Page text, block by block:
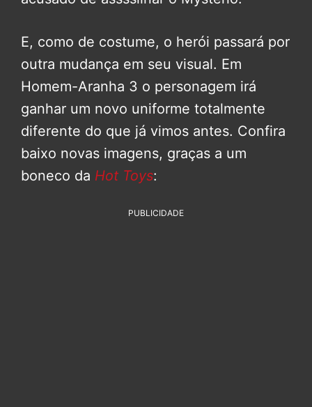
E, como de costume, o herói passará por
outra mudança em seu visual. Em
Homem-Aranha 3 o personagem irá
ganhar um novo uniforme totalmente
diferente do que já vimos antes. Confira
baixo novas imagens, graças a um
boneco da Hot Toys:
PUBLICIDADE